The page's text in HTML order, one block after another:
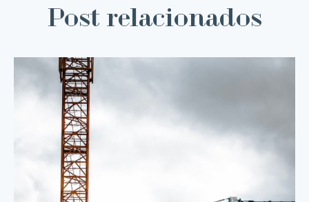
Post relacionados